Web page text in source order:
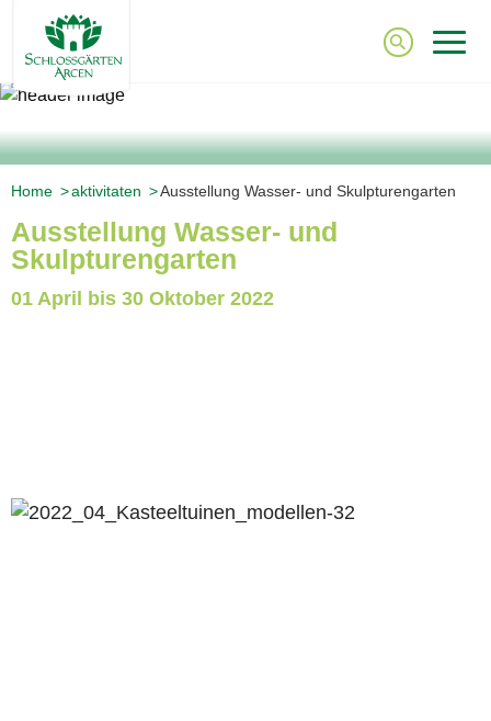
Home Aktivitaten Ausstellung Wasser- und Skulpturengarten
Ausstellung Wasser- und
Skulpturengarten
01 April bis 30 Oktober 2022